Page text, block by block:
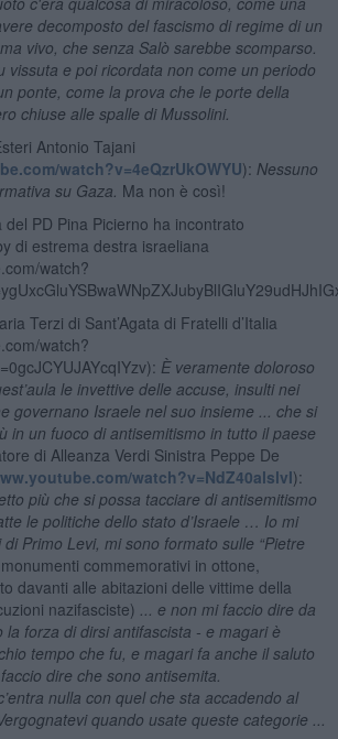
decomposto del fascismo di regime di un
vivo, che senza Salò sarebbe scomparso.
vissuta e poi ricordata non come un periodo
ponte, come la prova che le porte della
chiuse alle spalle di Mussolini.
Antonio Tajani
watch?v=4eQzrUkOWYU): Nessuno
su Gaza. Ma non è così!
PD Pina Picierno ha incontrato
di estrema destra israeliana
watch?
Terzi di Sant’Agata di Fratelli d’Italia
watch?
È veramente doloroso
le invettive delle accuse, insulti nei
governano Israele nel suo insieme ... che si
in un fuoco di antisemitismo in tutto il paese
di Alleanza Verdi Sinistra Peppe De
watch?v=NdZ40alslvI):
più che si possa tacciare di antisemitismo
le politiche dello stato d’Israele … Io mi
Primo Levi, mi sono formato sulle “Pietre
commemorativi in ottone,
davanti alle abitazioni delle vittime della
nazifasciste)
... e non mi faccio dire da
forza di dirsi antifascista - e magari è
tempo che fu, e magari fa anche il saluto
dire che sono antisemita.
nulla con quel che sta accadendo al
quando usate queste categorie ...